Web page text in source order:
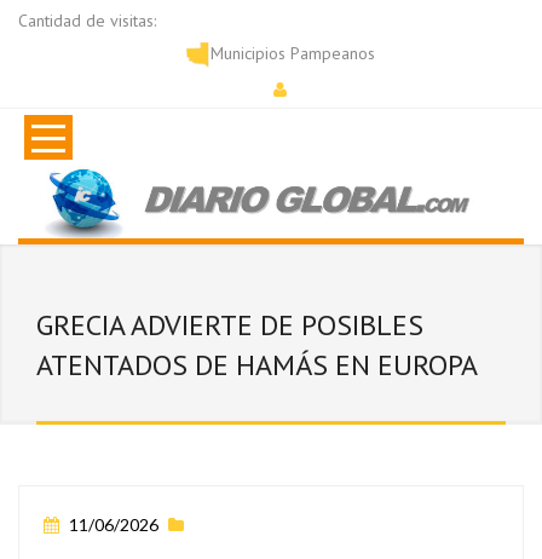
Cantidad de visitas:
Municipios Pampeanos
GRECIA ADVIERTE DE POSIBLES
ATENTADOS DE HAMÁS EN EUROPA
11/06/2026